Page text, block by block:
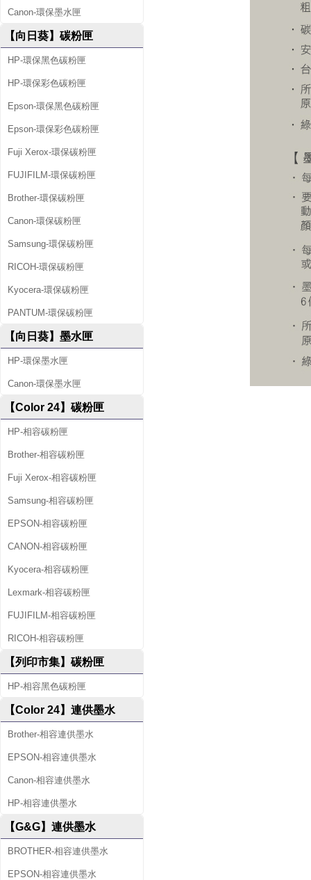
Canon-環保墨水匣
【向日葵】碳粉匣
HP-環保黑色碳粉匣
HP-環保彩色碳粉匣
Epson-環保黑色碳粉匣
Epson-環保彩色碳粉匣
Fuji Xerox-環保碳粉匣
FUJIFILM-環保碳粉匣
Brother-環保碳粉匣
Canon-環保碳粉匣
Samsung-環保碳粉匣
RICOH-環保碳粉匣
Kyocera-環保碳粉匣
PANTUM-環保碳粉匣
【向日葵】墨水匣
HP-環保墨水匣
Canon-環保墨水匣
【Color 24】碳粉匣
HP-相容碳粉匣
Brother-相容碳粉匣
Fuji Xerox-相容碳粉匣
Samsung-相容碳粉匣
EPSON-相容碳粉匣
CANON-相容碳粉匣
Kyocera-相容碳粉匣
Lexmark-相容碳粉匣
FUJIFILM-相容碳粉匣
RICOH-相容碳粉匣
【列印市集】碳粉匣
HP-相容黑色碳粉匣
【Color 24】連供墨水
Brother-相容連供墨水
EPSON-相容連供墨水
Canon-相容連供墨水
HP-相容連供墨水
【G&G】連供墨水
BROTHER-相容連供墨水
EPSON-相容連供墨水